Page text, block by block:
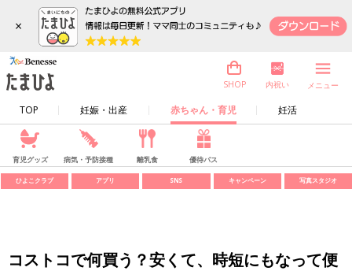
×
TOP 妊娠・出産 赤ちゃん・育児 妊活
SHOP 内祝い メニュー
育児グッズ 病気・予防接種 離乳食 優待パス
ひよこクラブ アプリ SNS キャンペーン 写真スタジオ
コストコで何買う？安くて、時短にもなって便